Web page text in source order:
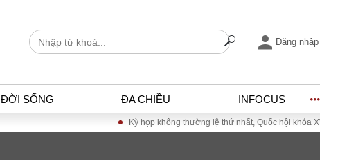
Đăng nhập
ĐỜI SỐNG ĐA CHIỀU INFOCUS
Kỳ họp không thường lệ thứ nhất, Quốc hội khóa XVI Đưa Nghị quyết